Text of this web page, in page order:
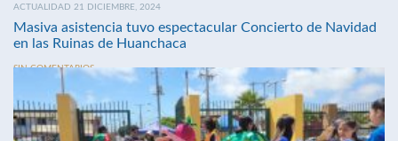
ACTUALIDAD 21 DICIEMBRE, 2024
Masiva asistencia tuvo espectacular Concierto de Navidad
en las Ruinas de Huanchaca
SIN COMENTARIOS